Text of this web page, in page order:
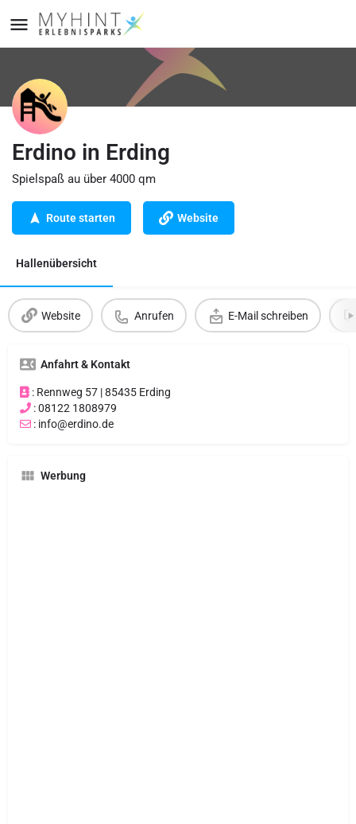
Erdino in Erding
Spielspaß au über 4000 qm
Route starten Website
Hallenübersicht
Website Anrufen E-Mail schreiben
Anfahrt & Kontakt
: Rennweg 57 | 85435 Erding
: 08122 1808979
: info@erdino.de
Werbung